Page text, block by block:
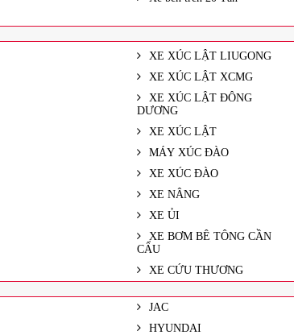
XE XÚC LẬT LIUGONG
XE XÚC LẬT XCMG
XE XÚC LẬT ĐÔNG
DƯƠNG
XE XÚC LẬT
MÁY XÚC ĐÀO
XE XÚC ĐÀO
XE NÂNG
XE ỦI
XE BƠM BÊ TÔNG CẦN
CẨU
XE CỨU THƯƠNG
JAC
HYUNDAI